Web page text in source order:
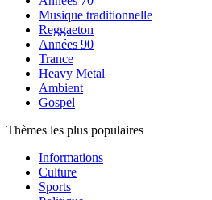
Musique traditionnelle
Reggaeton
Années 90
Trance
Heavy Metal
Ambient
Gospel
Thèmes les plus populaires
Informations
Culture
Sports